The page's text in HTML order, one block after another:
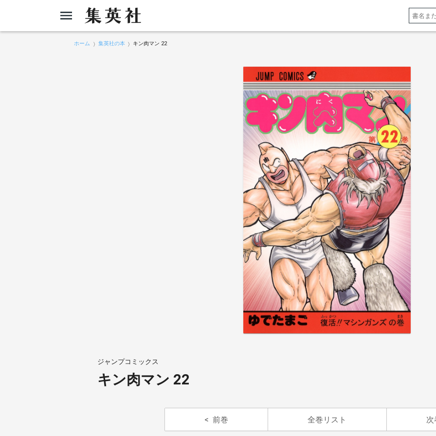
ホーム 集英社の本 キン肉マン 22
ジャンプコミックス
キン肉マン 22
前巻 全巻リスト 次